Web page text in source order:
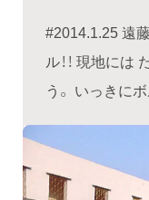
#2014.1.25 遠
ル！！ 現地に
う。 いっきにボ